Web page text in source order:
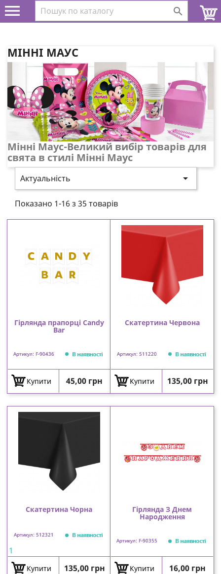
 
МІННІ МАУС
Мінні Маус-Великий вибір товарів для
свята в стилі Мінні Маус
Актуальність 
Показано 1-16 з 35 товарів
Гірлянда прапорці Candy
Bar
Артикул: F-90436 В наявності
Купити Ціна
45,00 грн
Скатертина Червона
Артикул: 511220 В наявності
Купити Ціна
135,00 грн
Скатертина Чорна
Артикул: 512321 В наявності
1
Купити Ціна
135,00 грн
Гірлянда З Днем
Народження
Артикул: F-90355 В наявності
Купити Ціна
16,00 грн